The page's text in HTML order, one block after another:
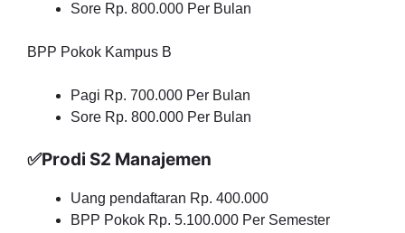
Sore Rp. 800.000 Per Bulan
BPP Pokok Kampus B
Pagi Rp. 700.000 Per Bulan
Sore Rp. 800.000 Per Bulan
✅Prodi S2 Manajemen
Uang pendaftaran Rp. 400.000
BPP Pokok Rp. 5.100.000 Per Semester